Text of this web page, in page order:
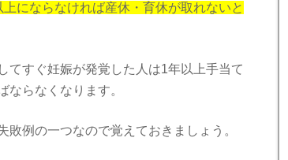
にならなければ産休・育休が取れないと
てすぐ妊娠が発覚した人は1年以上手当て
ならなくなります。
例の一つなので覚えておきましょう。